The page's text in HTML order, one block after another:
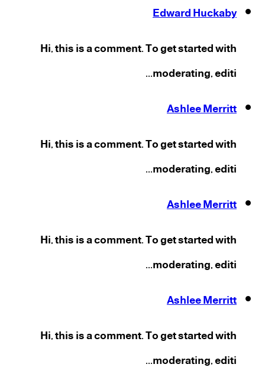
Edward Huckaby
Hi, this is a comment. To get started with
moderating, editi...
Ashlee Merritt
Hi, this is a comment. To get started with
moderating, editi...
Ashlee Merritt
Hi, this is a comment. To get started with
moderating, editi...
Ashlee Merritt
Hi, this is a comment. To get started with
moderating, editi...